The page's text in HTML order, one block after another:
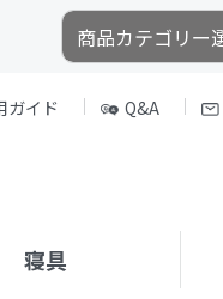
ガイド Q&A
寝具